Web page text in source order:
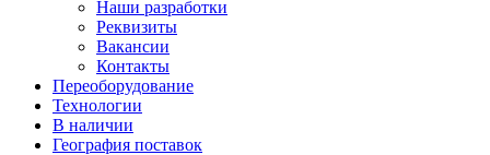
Наши разработки
Реквизиты
Вакансии
Контакты
Переоборудование
Технологии
В наличии
География поставок